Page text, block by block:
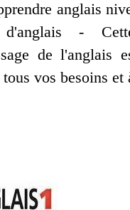
anglais
-
de l'anglais
vos besoins